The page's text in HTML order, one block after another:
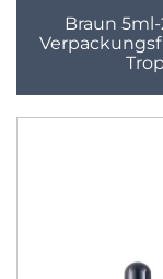
Braun